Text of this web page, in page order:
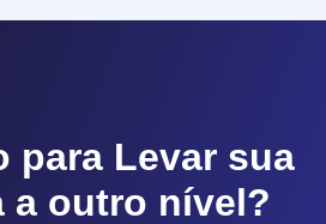
para Levar sua
a outro nível?